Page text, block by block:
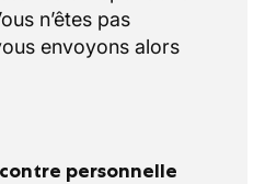
n’êtes pas
envoyons alors
personnelle